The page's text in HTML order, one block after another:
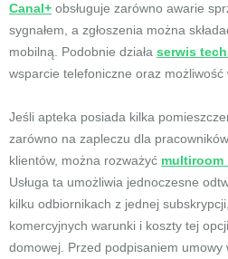
Canal+ obsługuje zarówno awarie
sygnałem, a zgłoszenia można
mobilną. Podobnie działa serwis
wsparcie telefoniczne oraz możliwość
Jeśli apteka posiada kilka
zarówno na zapleczu dla
klientów, można rozważyć multiroom
Usługa ta umożliwia jednoczesne
kilku odbiornikach z jednej
komercyjnych warunki i koszty tej
domowej. Przed podpisaniem